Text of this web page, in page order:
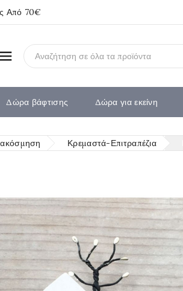
Από 70€
Δώρα βάφτισης Δώρα για εκείνη
Κρεμαστά-Επιτραπέζια